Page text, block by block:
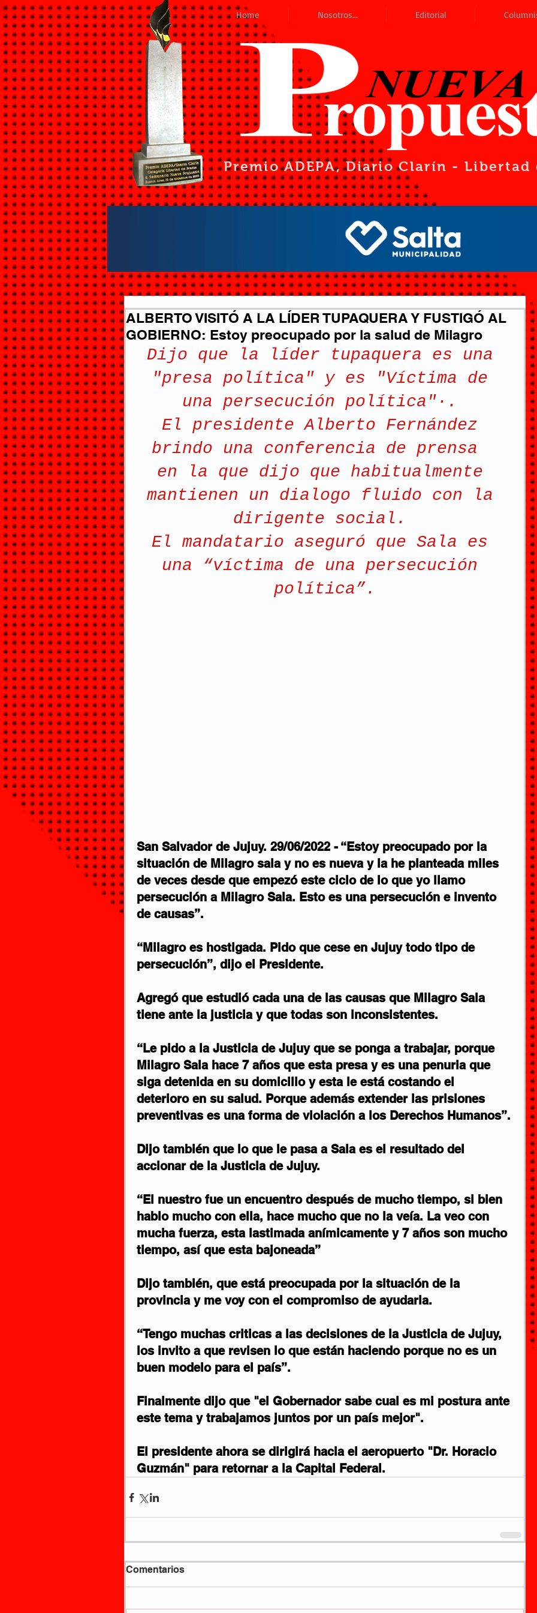
Home Nosotros... Editorial
Premio ADEPA, Diario Clarín - Libertad
ALBERTO VISITÓ A LA LÍDER TUPAQUERA Y FUSTIGÓ AL
GOBIERNO: Estoy preocupado por la salud de Milagro
Dijo que la líder tupaquera es una
"presa política" y es "Víctima de
una persecución política"·.
El presidente Alberto Fernández
brindo una conferencia de prensa
en la que dijo que habitualmente
mantienen un dialogo fluido con la
dirigente social.
El mandatario aseguró que Sala es
una “víctima de una persecución
política”.
San Salvador de Jujuy. 29/06/2022 - “Estoy preocupado por la
situación de Milagro sala y no es nueva y la he planteada miles
de veces desde que empezó este ciclo de lo que yo llamo
persecución a Milagro Sala. Esto es una persecución e invento
de causas”.
“Milagro es hostigada. Pido que cese en Jujuy todo tipo de
persecución”, dijo el Presidente.
Agregó que estudió cada una de las causas que Milagro Sala
tiene ante la justicia y que todas son inconsistentes.
“Le pido a la Justicia de Jujuy que se ponga a trabajar, porque
Milagro Sala hace 7 años que esta presa y es una penuria que
siga detenida en su domicilio y esta le está costando el
deterioro en su salud. Porque además extender las prisiones
preventivas es una forma de violación a los Derechos Humanos”.
Dijo también que lo que le pasa a Sala es el resultado del
accionar de la Justicia de Jujuy.
“El nuestro fue un encuentro después de mucho tiempo, si bien
hablo mucho con ella, hace mucho que no la veía. La veo con
mucha fuerza, esta lastimada anímicamente y 7 años son mucho
tiempo, así que esta bajoneada”
Dijo también, que está preocupada por la situación de la
provincia y me voy con el compromiso de ayudarla.
“Tengo muchas criticas a las decisiones de la Justicia de Jujuy,
los invito a que revisen lo que están haciendo porque no es un
buen modelo para el país”.
Finalmente dijo que "el Gobernador sabe cual es mi postura ante
este tema y trabajamos juntos por un país mejor".
El presidente ahora se dirigirá hacia el aeropuerto "Dr. Horacio
Guzmán" para retornar a la Capital Federal.
Comentarios